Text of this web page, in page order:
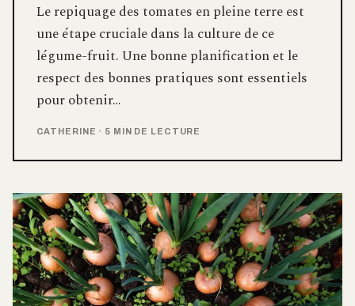
Le repiquage des tomates en pleine terre est
une étape cruciale dans la culture de ce
légume-fruit. Une bonne planification et le
respect des bonnes pratiques sont essentiels
pour obtenir…
CATHERINE · 5 MIN DE LECTURE